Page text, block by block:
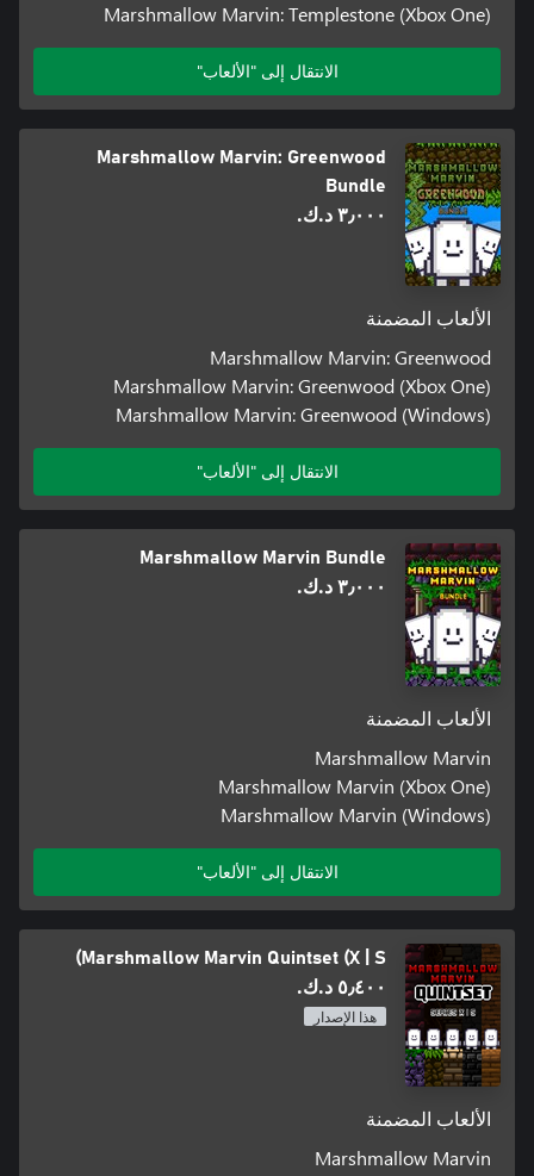
Marshmallow Marvin: Templestone (Xbox One)
الانتقال إلى "الألعاب"
Marshmallow Marvin: Greenwood
Bundle
٣٫٠٠٠ د.ك.‏
الألعاب المضمنة
Marshmallow Marvin: Greenwood
Marshmallow Marvin: Greenwood (Xbox One)
Marshmallow Marvin: Greenwood (Windows)
الانتقال إلى "الألعاب"
Marshmallow Marvin Bundle
٣٫٠٠٠ د.ك.‏
الألعاب المضمنة
Marshmallow Marvin
Marshmallow Marvin (Xbox One)
Marshmallow Marvin (Windows)
الانتقال إلى "الألعاب"
Marshmallow Marvin Quintset (X | S)
٥٫٤٠٠ د.ك.‏
هذا الإصدار
الألعاب المضمنة
Marshmallow Marvin